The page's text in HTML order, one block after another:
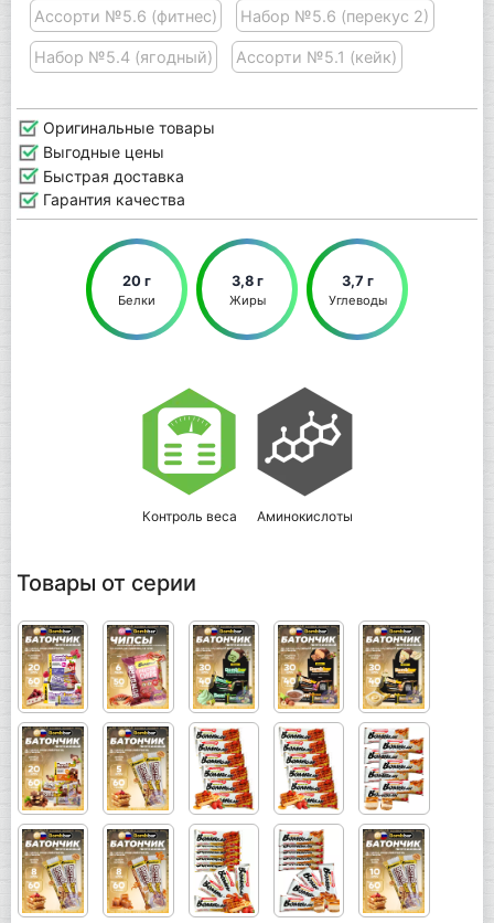
Ассорти №5.6 (фитнес) Набор №5.6 (перекус 2)
Набор №5.4 (ягодный) Ассорти №5.1 (кейк)
Оригинальные товары
Выгодные цены
Быстрая доставка
Гарантия качества
20 г
Белки
3,8 г
Жиры
3,7 г
Углеводы
Контроль веса Аминокислоты
Товары от серии